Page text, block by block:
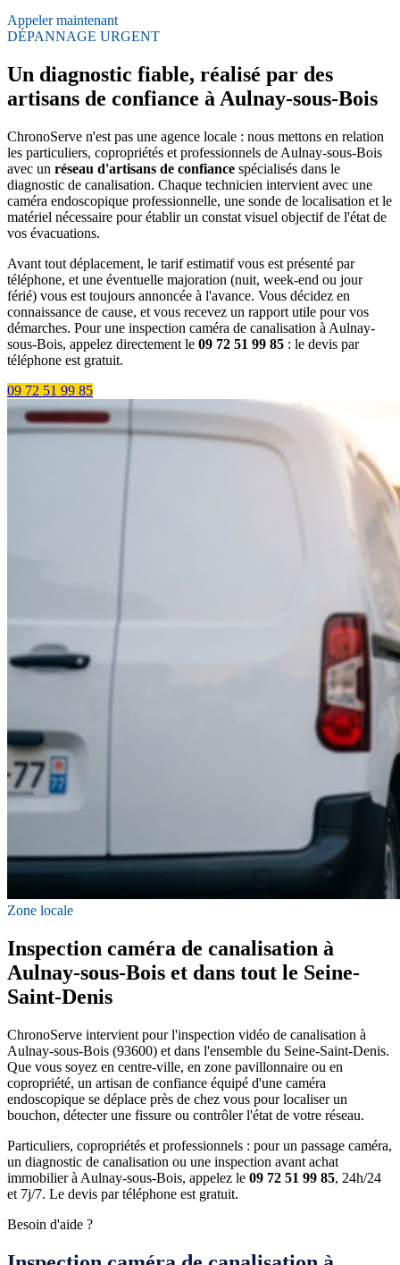
Appeler maintenant
DÉPANNAGE URGENT
Un diagnostic fiable, réalisé par des
artisans de confiance à Aulnay-sous-Bois
ChronoServe n'est pas une agence locale : nous mettons en relation
les particuliers, copropriétés et professionnels de Aulnay-sous-Bois
avec un réseau d'artisans de confiance spécialisés dans le
diagnostic de canalisation. Chaque technicien intervient avec une
caméra endoscopique professionnelle, une sonde de localisation et le
matériel nécessaire pour établir un constat visuel objectif de l'état de
vos évacuations.
Avant tout déplacement, le tarif estimatif vous est présenté par
téléphone, et une éventuelle majoration (nuit, week-end ou jour
férié) vous est toujours annoncée à l'avance. Vous décidez en
connaissance de cause, et vous recevez un rapport utile pour vos
démarches. Pour une inspection caméra de canalisation à Aulnay-
sous-Bois, appelez directement le 09 72 51 99 85 : le devis par
téléphone est gratuit.
09 72 51 99 85
Zone locale
Inspection caméra de canalisation à
Aulnay-sous-Bois et dans tout le Seine-
Saint-Denis
ChronoServe intervient pour l'inspection vidéo de canalisation à
Aulnay-sous-Bois (93600) et dans l'ensemble du Seine-Saint-Denis.
Que vous soyez en centre-ville, en zone pavillonnaire ou en
copropriété, un artisan de confiance équipé d'une caméra
endoscopique se déplace près de chez vous pour localiser un
bouchon, détecter une fissure ou contrôler l'état de votre réseau.
Particuliers, copropriétés et professionnels : pour un passage caméra,
un diagnostic de canalisation ou une inspection avant achat
immobilier à Aulnay-sous-Bois, appelez le 09 72 51 99 85, 24h/24
et 7j/7. Le devis par téléphone est gratuit.
Besoin d'aide ?